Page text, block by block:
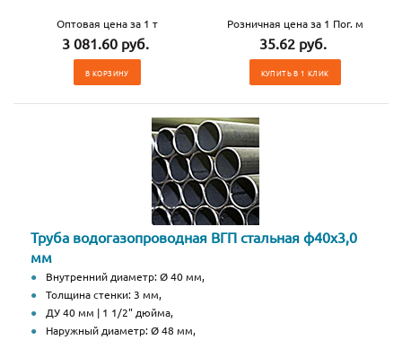
Оптовая цена за 1 т
3 081.60 руб.
В КОРЗИНУ
Розничная цена за 1 Пог. м
35.62 руб.
КУПИТЬ В 1 КЛИК
Труба водогазопроводная ВГП стальная ф40х3,0
мм
Внутренний диаметр: Ø 40 мм,
Толщина стенки: 3 мм,
ДУ 40 мм | 1 1/2" дюйма,
Наружный диаметр: Ø 48 мм,